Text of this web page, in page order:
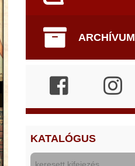
ARCHÍVUM
KATALÓGUS